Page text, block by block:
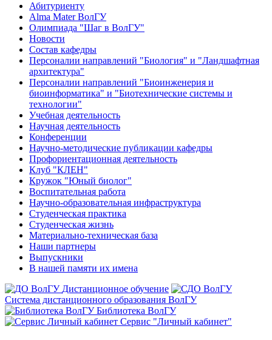
Абитуриенту
Alma Mater ВолГУ
Олимпиада "Шаг в ВолГУ"
Новости
Состав кафедры
Персоналии направлений "Биология" и "Ландшафтная
архитектура"
Персоналии направлений "Биоинженерия и
биоинформатика" и "Биотехнические системы и
технологии"
Учебная деятельность
Научная деятельность
Конференции
Научно-методические публикации кафедры
Профориентационная деятельность
Клуб "КЛЕН"
Кружок "Юный биолог"
Воспитательная работа
Научно-образовательная инфраструктура
Студенческая практика
Студенческая жизнь
Материально-техническая база
Наши партнеры
Выпускники
В нашей памяти их имена
Дистанционное обучение
Система дистанционного образования ВолГУ
Библиотека ВолГУ
Сервис "Личный кабинет"